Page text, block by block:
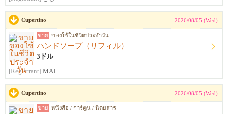
Cupertino 2026/08/05 (Wed)
ขาย ของใช้ในชีวิตประจำวัน
ハンドソープ（リフィル）
3ドル
[Registrant] MAI
Cupertino 2026/08/05 (Wed)
ขาย หนังสือ / การ์ตูน / นิตยสาร